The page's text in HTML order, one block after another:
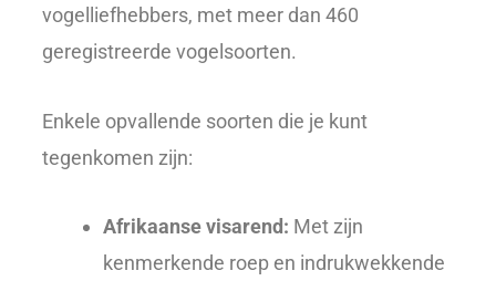
vogelliefhebbers, met meer dan 460
geregistreerde vogelsoorten.
Enkele opvallende soorten die je kunt
tegenkomen zijn:
Afrikaanse visarend: Met zijn
kenmerkende roep en indrukwekkende